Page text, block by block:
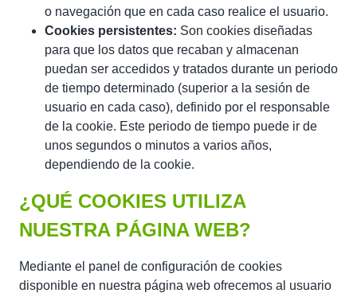
o navegación que en cada caso realice el usuario.
Cookies persistentes: Son cookies diseñadas
para que los datos que recaban y almacenan
puedan ser accedidos y tratados durante un periodo
de tiempo determinado (superior a la sesión de
usuario en cada caso), definido por el responsable
de la cookie. Este periodo de tiempo puede ir de
unos segundos o minutos a varios años,
dependiendo de la cookie.
¿QUÉ COOKIES UTILIZA
NUESTRA PÁGINA WEB?
Mediante el panel de configuración de cookies
disponible en nuestra página web ofrecemos al usuario